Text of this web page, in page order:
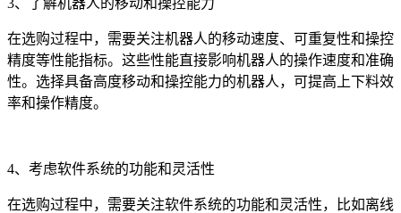
在选购过程中，需要关注机器人的移动速度、可重复性和操控
精度等性能指标。这些性能直接影响机器人的操作速度和准确
性。选择具备高度移动和操控能力的机器人，可提高上下料效
率和操作精度。
4、考虑软件系统的功能和灵活性
在选购过程中，需要关注软件系统的功能和灵活性，比如离线